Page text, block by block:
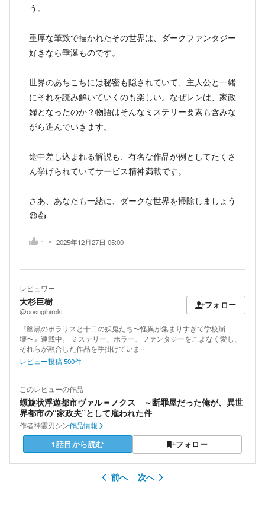
う。
重厚な筆致で描かれたその世界は、ダークファンタジー
好きなら垂涎ものです。
世界のあちこちには秘密も隠されていて、主人公と一緒
にそれを読み解いていくのも楽しい。なぜレンは、家政
婦となったのか？物語はそんなミステリー要素も含みな
がら進んでいきます。
途中差し込まれる解説も、有名な作品が例としてたくさ
ん挙げられていてサービス精神満載です。
さあ、あなたも一緒に、ダークな世界を掃除しましょう
😆👍
1 2025年12月27日 05:00
レビュワー
大杉巨樹
@oosugihiroki
フォロー
『幽黒のポラリスと十二の妖鬼たち〜怪異が集まりすぎて学校崩
壊〜』連載中。 ミステリー、ホラー、ファンタジーをこよなく愛し、
それらが融合した作品を手掛けていま…
レビュー投稿500件
このレビューの作品
螺旋状浮遊都市ヴァル＝ノクス ～断罪屋だった俺が、異世
界都市の“家政夫”として雇われた件
作者神霊刃シン作品情報
1話目から読む フォロー
前へ 次へ